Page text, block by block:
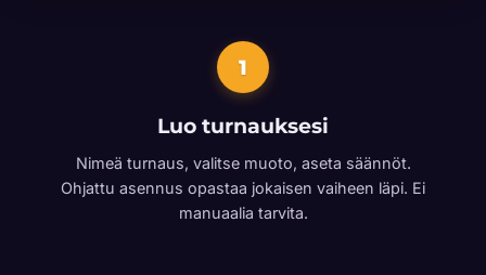
1
Luo turnauksesi
Nimeä turnaus, valitse muoto, aseta säännöt.
Ohjattu asennus opastaa jokaisen vaiheen läpi. Ei
manuaalia tarvita.